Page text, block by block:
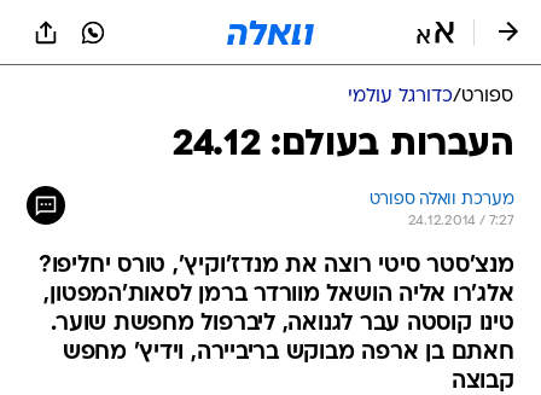
ספורט/כדורגל עולמי
העברות בעולם: 24.12
מערכת וואלה ספורט
24.12.2014 / 7:27
מנצ'סטר סיטי רוצה את מנדז'וקיץ', טורס יחליפו?
אלג'רו אליה הושאל מוורדר ברמן לסאות'המפטון,
טינו קוסטה עבר לגנואה, ליברפול מחפשת שוער.
חאתם בן ארפה מבוקש בריביירה, וידיץ' מחפש
קבוצה